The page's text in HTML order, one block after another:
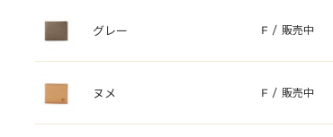
グレー F / 販売中
ヌメ F / 販売中